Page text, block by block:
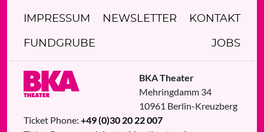
IMPRESSUM NEWSLETTER KONTAKT
FUNDGRUBE JOBS
BKA Theater
Mehringdamm 34
10961 Berlin-Kreuzberg
Ticket Phone: +49 (0)30 20 22 007